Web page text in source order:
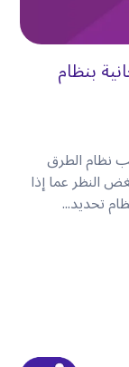
الإضافية
بكفاءة بين
سفرك
واسعة
.
إلى
بنظام
نظام الطرق
النظر عما إذا
تحديد...